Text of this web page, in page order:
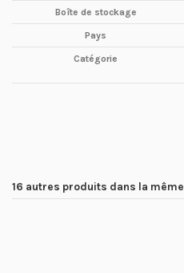
Boîte de stockage
Pays
Catégorie
16 autres produits dans la